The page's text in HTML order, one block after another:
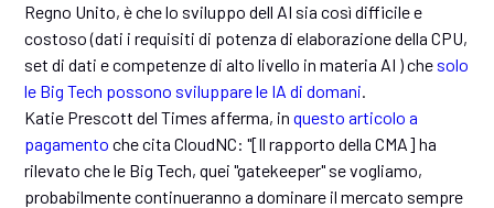
Regno Unito, è che lo sviluppo dell AI sia così difficile e
costoso (dati i requisiti di potenza di elaborazione della CPU,
set di dati e competenze di alto livello in materia AI ) che solo
le Big Tech possono sviluppare le IA di domani.
Katie Prescott del Times afferma, inquesto articolo a
pagamento che cita CloudNC: "[Il rapporto della CMA] ha
rilevato che le Big Tech, quei "gatekeeper" se vogliamo,
probabilmente continueranno a dominare il mercato sempre